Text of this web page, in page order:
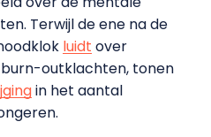
Terwijl de ene na de
luidt over
outklachten, tonen
in het aantal